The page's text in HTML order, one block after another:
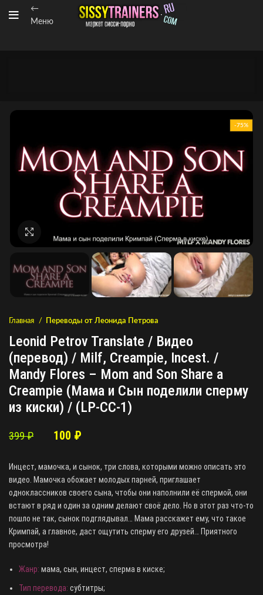
←
Меню
-75%
Главная Переводы от Леонида Петрова
Leonid Petrov Translate / Видео
(перевод) / Milf, Creampie, Incest. /
Mandy Flores – Mom and Son Share a
Creampie (Мама и Сын поделили сперму
из киски) / (LP-CC-1)
399₽ 100 ₽
Инцест, мамочка, и сынок, три слова, которыми можно описать это
видео. Мамочка обожает молодых парней, приглашает
одноклассников своего сына, чтобы они наполнили её спермой, они
встают в ряд и один за одним делают своё дело. Но в этот раз что-то
пошло не так, сынок подглядывал… Мама расскажет ему, что такое
Кримпай, а главное, даст ощутить сперму его друзей… Приятного
просмотра!
Жанр: мама, сын, инцест, сперма в киске;
Тип перевода: субтитры;